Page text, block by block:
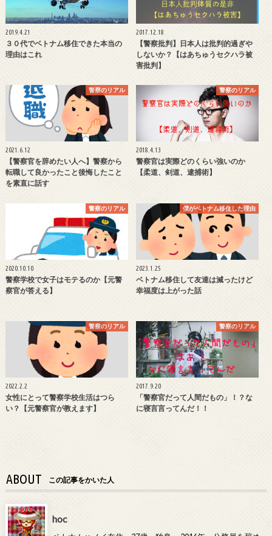
2019.4.21
３０代でベトナム移住できた本当の
理由はこれ
2017.12.18
【警察批判】日本人は批判的過ぎや
しないか？【はあちゅうセクハラ被
害批判】
警察のリアル
2021.6.12
【警察官を辞めたい人へ】警察から
転職して良かったこと後悔したこと
を素直に話す
警察のリアル
2018.4.13
警察官は実際どのくらい強いのか
【柔道、剣道、逮捕術】
警察のリアル
2020.10.10
警察学校で女子はモテるのか【元警
察官が答える】
僕がベトナム移住した理由
2023.1.25
ベトナム移住して友達は減ったけど
幸福度は上がった話
警察のリアル
2022.2.2
女性にとって警察学校生活はつら
い？【元警察官が教えます】
警察のリアル
2017.9.20
「警察官だって人間だもの」！？な
に寝言言ってんだ！！
ABOUT この記事をかいた人
hoc